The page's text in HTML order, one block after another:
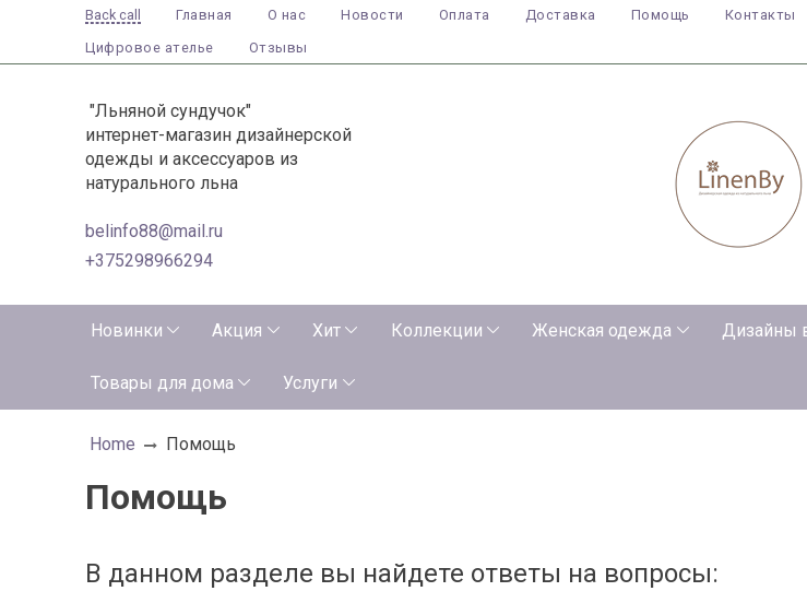
Back call Главная О нас Новости Оплата Доставка Помощь Контакты
Цифровое ателье Отзывы
"Льняной сундучок"
интернет-магазин дизайнерской
одежды и аксессуаров из
натурального льна
belinfo88@mail.ru
+375298966294
Новинки Акция Хит Коллекции Женская одежда Дизайны
Товары для дома Услуги
Home Помощь
Помощь
В данном разделе вы найдете ответы на вопросы: